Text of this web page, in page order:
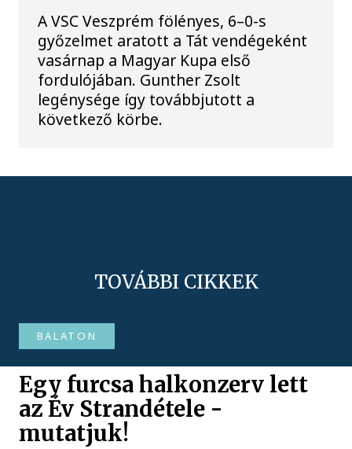
A VSC Veszprém fölényes, 6–0-s
győzelmet aratott a Tát vendégeként
vasárnap a Magyar Kupa első
fordulójában. Gunther Zsolt
legénysége így továbbjutott a
következő körbe.
TOVÁBBI CIKKEK
BALATON
Egy furcsa halkonzerv lett
az Év Strandétele -
mutatjuk!